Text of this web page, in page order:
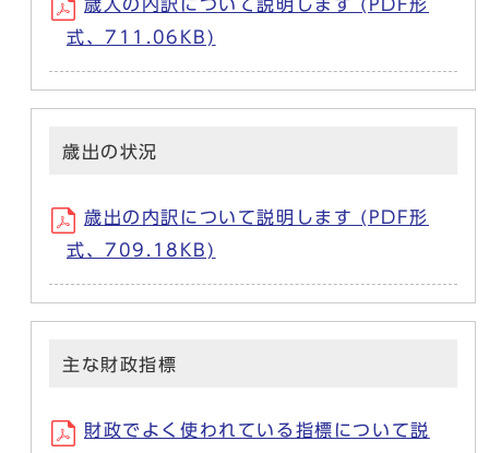
歳入の内訳について説明します (PDF形
式、711.06KB)
歳出の状況
歳出の内訳について説明します (PDF形
式、709.18KB)
主な財政指標
財政でよく使われている指標について説